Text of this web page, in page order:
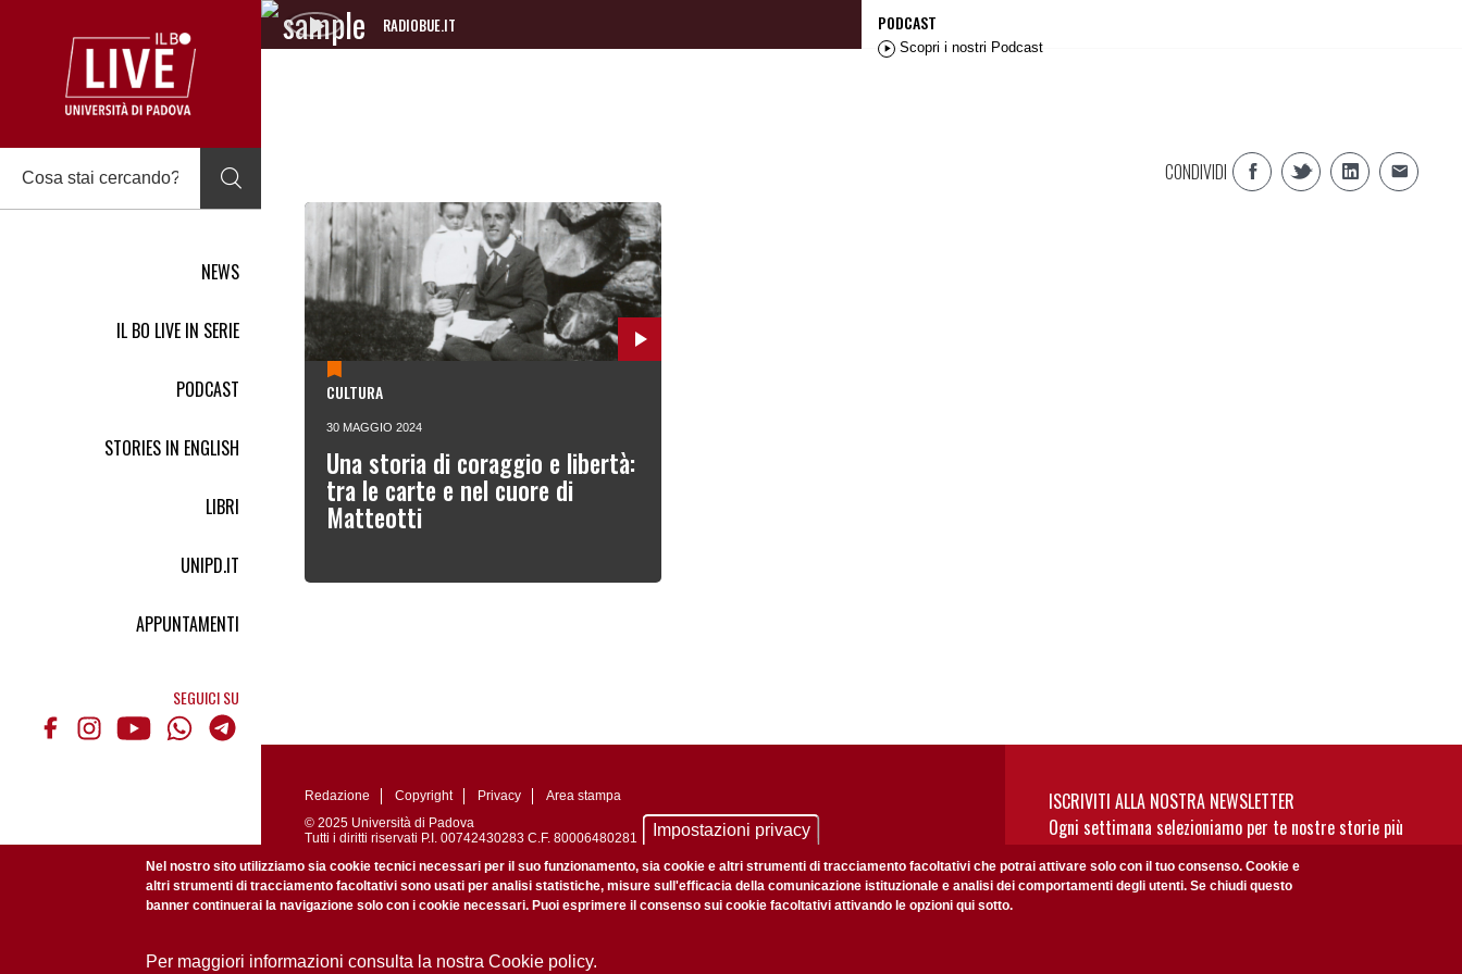
NEWS
IL BO LIVE IN SERIE
PODCAST
STORIES IN ENGLISH
LIBRI
UNIPD.IT
APPUNTAMENTI
SEGUICI SU
RADIOBUE.IT
Audio
PODCAST
Scopri i nostri Podcast
CONDIVIDI
CULTURA
30 MAGGIO 2024
Una storia di coraggio e libertà:
tra le carte e nel cuore di
Matteotti
ISCRIVITI ALLA NOSTRA NEWSLETTER
Ogni settimana selezioniamo per te nostre storie più
rilevanti: non perderti gli aggiornamenti della nostra
newsletter
Redazione Copyright Privacy
Area stampa
© 2025 Università di Padova
Tutti i diritti riservati P.I. 00742430283 C.F. 80006480281
Impostazioni privacy
Nel nostro sito utilizziamo sia cookie tecnici necessari per il suo funzionamento, sia cookie e altri strumenti di tracciamento facoltativi che potrai attivare solo con il tuo consenso. Cookie e
altri strumenti di tracciamento facoltativi sono usati per analisi statistiche, misure sull'efficacia della comunicazione istituzionale e analisi dei comportamenti degli utenti. Se chiudi questo
banner continuerai la navigazione solo con i cookie necessari. Puoi esprimere il consenso sui cookie facoltativi attivando le opzioni qui sotto.
Per maggiori informazioni consulta la nostra Cookie policy.